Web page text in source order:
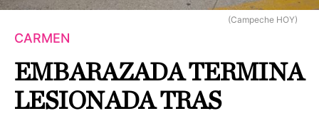
(Campeche HOY)
CARMEN
EMBARAZADA TERMINA
LESIONADA TRAS